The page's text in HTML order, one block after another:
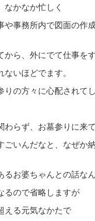
なかなか忙しく
や事務所内で図面の作
から、外にでて仕事を
いほどでます。
の方々に心配されて
わらず、お墓参りに来
ごいんだなと、なぜか
るお婆ちゃんとの話な
るので省略しますが
える元気なかたで